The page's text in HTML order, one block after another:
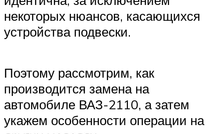
Меню
некоторых нюансов, касающихся
устройства подвески.
Поэтому рассмотрим, как
производится замена на
автомобиле ВАЗ-2110, а затем
укажем особенности операции на